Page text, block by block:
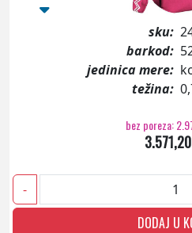
sku:
barkod:
jedinica mere:
težina:
bez poreza:
-
DODAJ U